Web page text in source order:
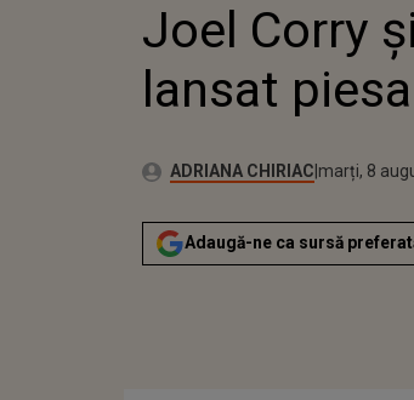
Joel Corry
lansat
Autor:ADRIANA CHIRIACPublicat:
luni, 8
Actualizat:
marți, 8
Adaugă-ne ca sursă